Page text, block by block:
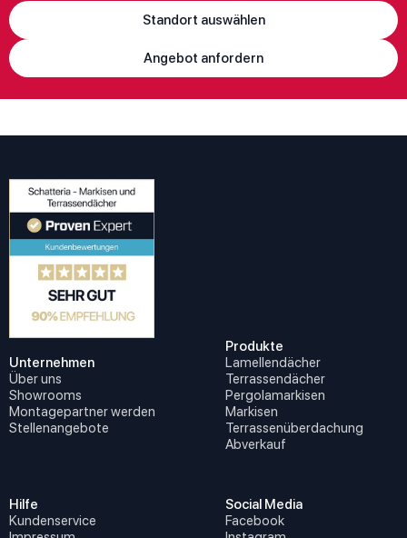
Standort auswählen
Angebot anfordern
Unternehmen
Über uns
Showrooms
Montagepartner werden
Stellenangebote
Produkte
Lamellendächer
Terrassendächer
Pergolamarkisen
Markisen
Terrassenüberdachung
Abverkauf
Hilfe
Kundenservice
Social Media
Facebook